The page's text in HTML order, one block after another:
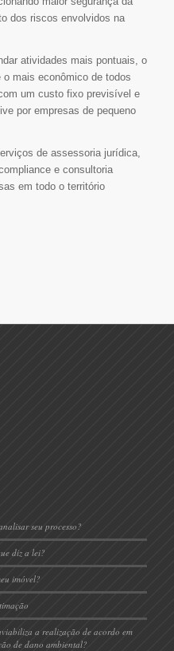
dos riscos envolvidos na
atividades mais pontuais, o
mais econômico de todos
um custo fixo previsível e
por empresas de pequeno
de assessoria jurídica,
e consultoria
em todo o território
seu processo?
diz a lei?
imóvel?
a realização de acordo em
de dano ambiental?